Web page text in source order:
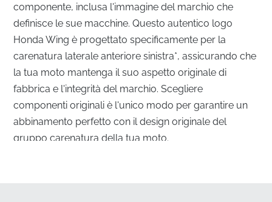
componente, inclusa l'immagine del marchio che
definisce le sue macchine. Questo autentico logo
Honda Wing è progettato specificamente per la
carenatura laterale anteriore sinistra*, assicurando che
la tua moto mantenga il suo aspetto originale di
fabbrica e l'integrità del marchio. Scegliere
componenti originali è l'unico modo per garantire un
abbinamento perfetto con il design originale del
gruppo carenatura della tua moto.